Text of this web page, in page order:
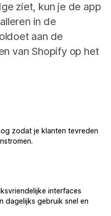
ziet, kun je de app
in de
aan de
van Shopify op het
zodat je klanten tevreden
interfaces
dagelijks gebruik snel en